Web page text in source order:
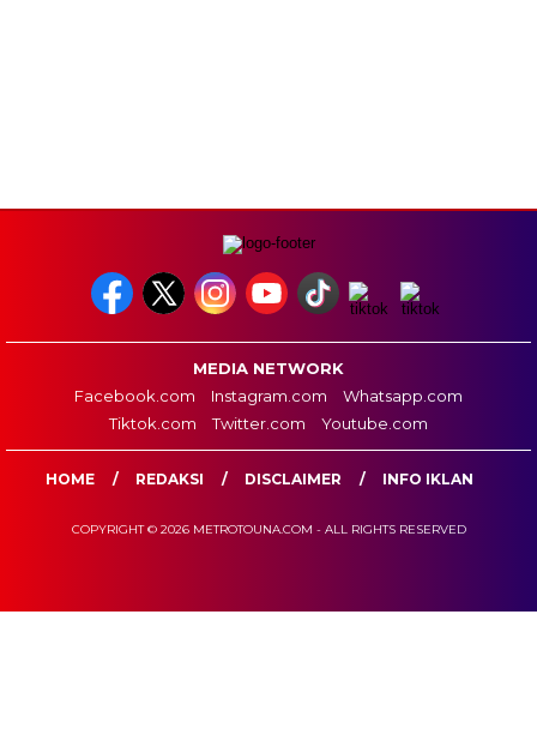
MEDIA NETWORK
Facebook.com
Instagram.com
Whatsapp.com
Tiktok.com
Twitter.com Youtube.com
HOME REDAKSI DISCLAIMER INFO IKLAN
COPYRIGHT © 2026 METROTOUNA.COM - ALL RIGHTS RESERVED